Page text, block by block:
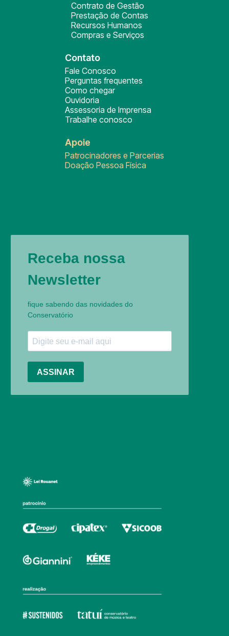
Contrato de Gestão
Prestação de Contas
Recursos Humanos
Compras e Serviços
Contato
Fale Conosco
Perguntas frequentes
Como chegar
Ouvidoria
Assessoria de Imprensa
Trabalhe conosco
Apoie
Patrocinadores e Parcerias
Doação Pessoa Física